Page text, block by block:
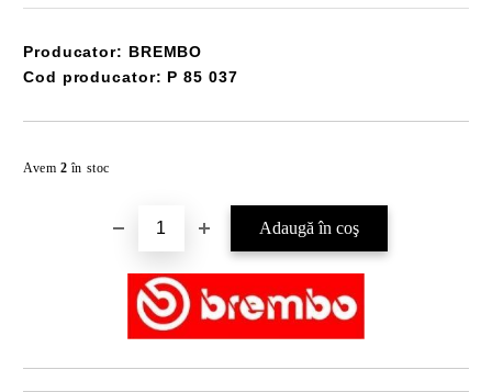
Producator: BREMBO
Cod producator: P 85 037
Avem 2 în stoc